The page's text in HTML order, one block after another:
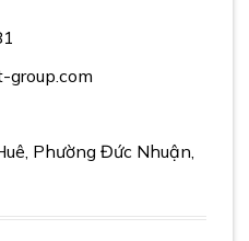
group.com
Phường Đức Nhuận,